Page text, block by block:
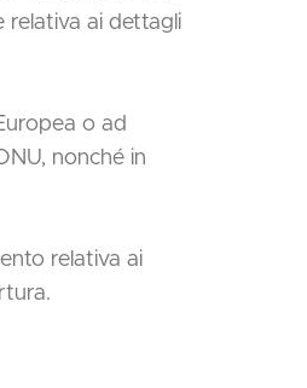
relativa ai dettagli
o ad
nonché in
relativa ai